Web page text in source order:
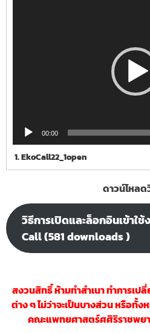
00:00
1.EkoCall22_1open
ดาวน์โหลด
วิธีการเปิดและล็อกอินเข้าใ
Call (581 downloads )
สงวนสิทธิ์ ห้ามทำสำเนา ทำการเ
ต่าง ๆ ไม่ว่าจะเป็นบางส่วน หรือทั้
คณะแพทยศาสตร์ศศิริราชพย